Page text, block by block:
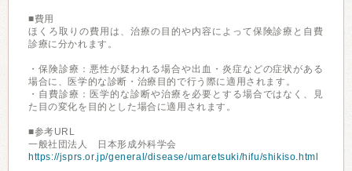
■費用
ほくろ取りの費用は、治療の目的や内容によって保険診療と自費
診療に分かれます。
・保険診療：悪性が疑われる場合や出血・炎症などの症状がある
場合に、医学的な診断・治療目的で行う際に適用されます。
・自費診療：医学的な診断や治療を必要とする場合ではなく、見
た目の変化を目的とした場合に適用されます。
■参考URL
一般社団法人 日本形成外科学会
https://jsprs.or.jp/general/disease/umaretsuki/hifu/shikiso.html